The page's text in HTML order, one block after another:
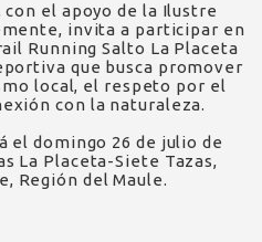
con el apoyo de la Ilustre
invita a participar en
Running Salto La Placeta
que busca promover
local, el respeto por el
con la naturaleza.
el domingo 26 de julio de
La Placeta-Siete Tazas,
Región del Maule.